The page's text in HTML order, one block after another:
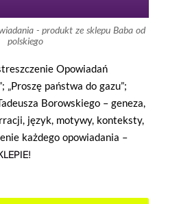
- produkt ze sklepu Baba od
polskiego
Opowiadań
„Proszę państwa do gazu”;
Borowskiego – geneza,
język, motywy, konteksty,
każdego opowiadania –